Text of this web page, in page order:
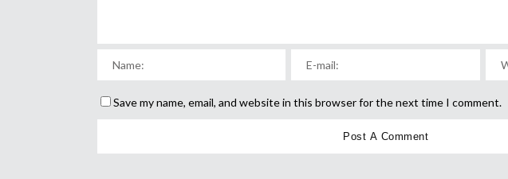
Save my name, email, and website in this browser for the next time I comment.